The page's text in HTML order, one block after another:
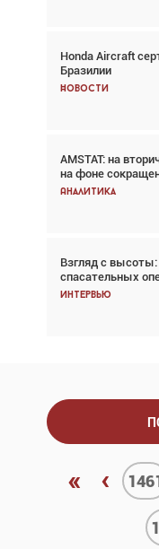
Honda Aircraft
Бразилии
Новости
AMSTAT: на
на фоне
Аналитика
Взгляд с
спасательных
Интервью
Авиационный
говорит сама за
Новости
Проблемы с
Аналитика
Частный
покупке
Интервью
« ‹